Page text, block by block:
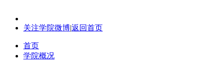
关注学院微博|返回首页
首页
学院概况